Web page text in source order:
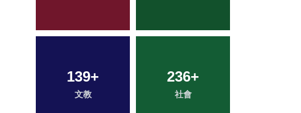
139+
文教
236+
社會
39+
宗教
426+
綜合新聞